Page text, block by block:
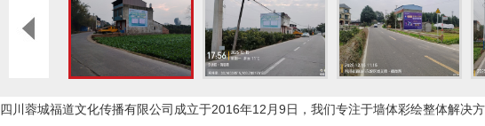
四川蓉城福道文化传播有限公司成立于2016年12月9日，我们专注于墙体彩绘整体解决